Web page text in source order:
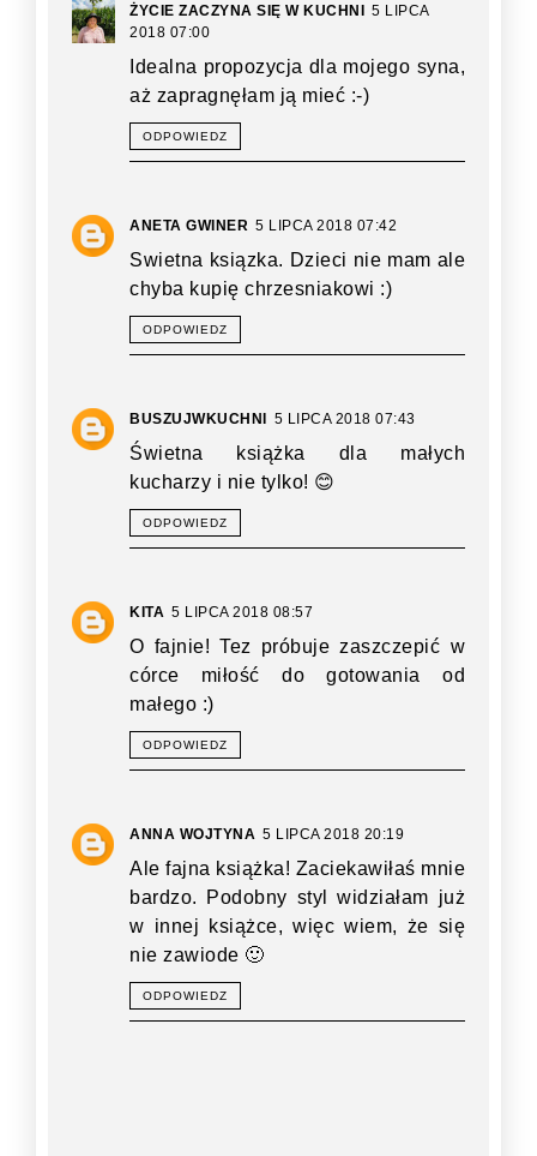
ŻYCIE ZACZYNA SIĘ W KUCHNI 5 LIPCA
2018 07:00
Idealna propozycja dla mojego syna,
aż zapragnęłam ją mieć :-)
ODPOWIEDZ
ANETA GWINER 5 LIPCA 2018 07:42
Swietna ksiązka. Dzieci nie mam ale
chyba kupię chrzesniakowi :)
ODPOWIEDZ
BUSZUJWKUCHNI 5 LIPCA 2018 07:43
Świetna książka dla małych
kucharzy i nie tylko! 😊
ODPOWIEDZ
KITA 5 LIPCA 2018 08:57
O fajnie! Tez próbuje zaszczepić w
córce miłość do gotowania od
małego :)
ODPOWIEDZ
ANNA WOJTYNA 5 LIPCA 2018 20:19
Ale fajna książka! Zaciekawiłaś mnie
bardzo. Podobny styl widziałam już
w innej książce, więc wiem, że się
nie zawiode 🙂
ODPOWIEDZ